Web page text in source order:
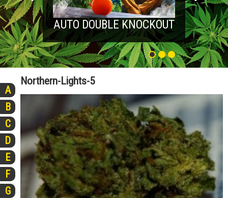
AUTO DOUBLE KNOCKOUT
A
B
C
D
E
F
G
Northern-Lights-5